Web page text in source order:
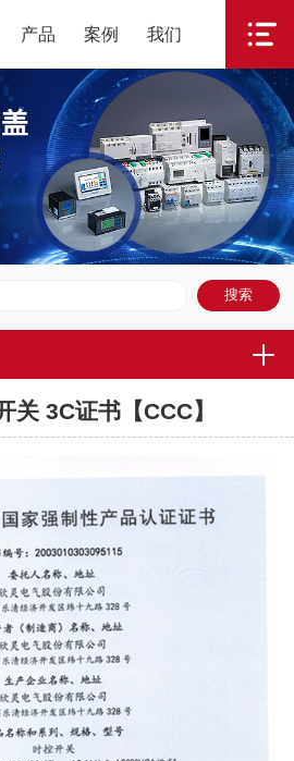
产品 案例 我们
关 3C证书【CCC】